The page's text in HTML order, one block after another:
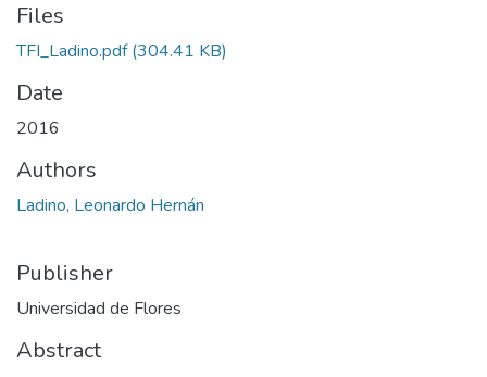
Files
TFI_Ladino.pdf(304.41 KB)
Date
2016
Authors
Ladino, Leonardo Hernán
Publisher
Universidad de Flores
Abstract